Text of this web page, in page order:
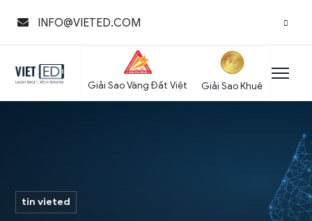
INFO@VIETED.COM
Giải Sao Vàng Đất Việt Giải Sao Khuê
tin vieted